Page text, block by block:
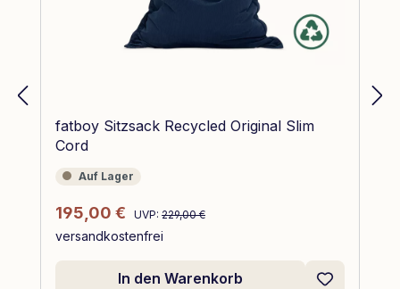
fatboy Sitzsack Recycled Original Slim
Cord
Auf Lager
Auf Lager
Verkaufspreis:
195,00 € Regulärer Preis:
UVP: 229,00 €
versandkostenfrei
In den Warenkorb